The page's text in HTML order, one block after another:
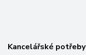
Kancelářské potřeby